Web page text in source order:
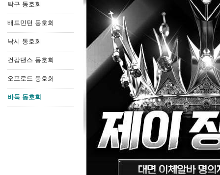
탁구 동호회
배드민턴 동호회
낚시 동호회
건강댄스 동호회
오프로드 동호회
바둑 동호회